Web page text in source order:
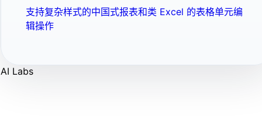
支持复杂样式的中国式报表和类 Excel 的表格单元编
辑操作
AI Labs